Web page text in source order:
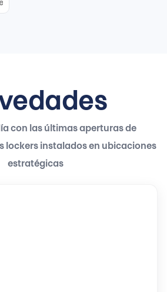
con las últimas aperturas de
lockers instalados en ubicaciones
estratégicas